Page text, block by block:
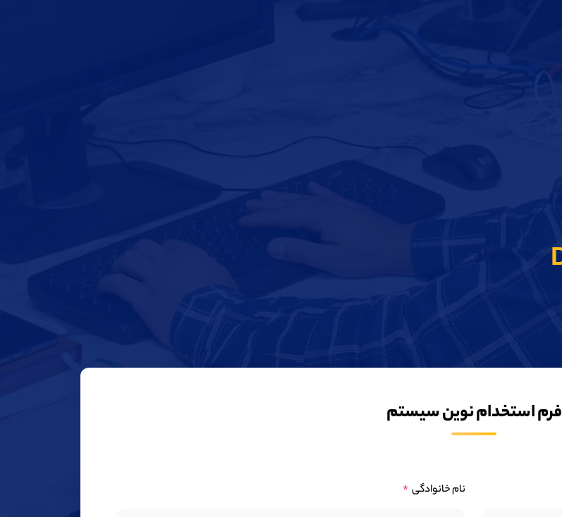
فرم استخدام نوین سیستم
نام خانوادگی